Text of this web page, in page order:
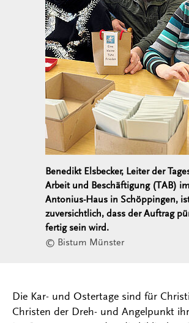
Benedikt Elsbecker, Leiter der
Arbeit und Beschäftigung (TAB)
Antonius-Haus in Schöppingen,
zuversichtlich, dass der Auftrag
fertig sein wird.
© Bistum Münster
Die Kar- und Ostertage sind für
Christen der Dreh- und Angelpunkt